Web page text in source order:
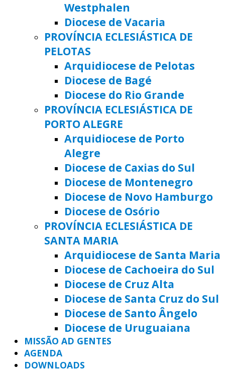
Westphalen
Diocese de Vacaria
PROVÍNCIA ECLESIÁSTICA DE
PELOTAS
Arquidiocese de Pelotas
Diocese de Bagé
Diocese do Rio Grande
PROVÍNCIA ECLESIÁSTICA DE
PORTO ALEGRE
Arquidiocese de Porto
Alegre
Diocese de Caxias do Sul
Diocese de Montenegro
Diocese de Novo Hamburgo
Diocese de Osório
PROVÍNCIA ECLESIÁSTICA DE
SANTA MARIA
Arquidiocese de Santa Maria
Diocese de Cachoeira do Sul
Diocese de Cruz Alta
Diocese de Santa Cruz do Sul
Diocese de Santo Ângelo
Diocese de Uruguaiana
MISSÃO AD GENTES
AGENDA
DOWNLOADS